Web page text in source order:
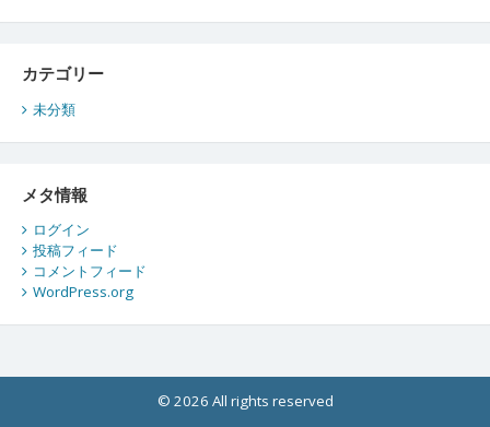
カテゴリー
未分類
メタ情報
ログイン
投稿フィード
コメントフィード
WordPress.org
© 2026 All rights reserved